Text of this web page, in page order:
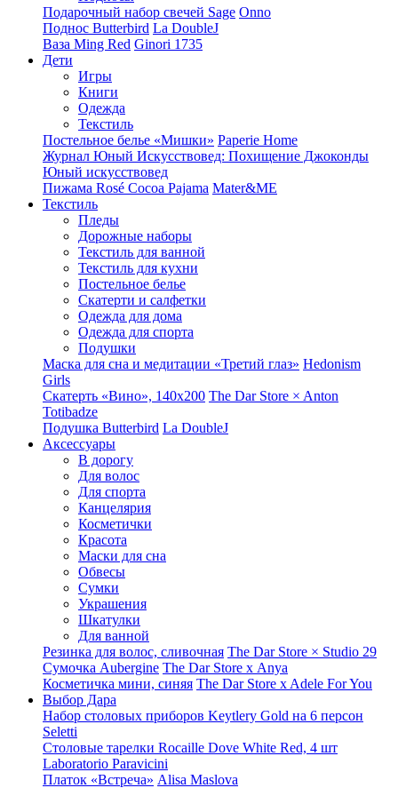
Подарочный набор свечей Sage Onno
Поднос Butterbird La DoubleJ
Ваза Ming Red Ginori 1735
Дети
Игры
Книги
Одежда
Текстиль
Постельное белье «Мишки» Paperie Home
Журнал Юный Искусствовед: Похищение Джоконды
Юный искусствовед
Пижама Rosé Cocoa Pajama Mater&ME
Текстиль
Пледы
Дорожные наборы
Текстиль для ванной
Текстиль для кухни
Постельное белье
Скатерти и салфетки
Одежда для дома
Одежда для спорта
Подушки
Маска для сна и медитации «Третий глаз» Hedonism
Girls
Скатерть «Вино», 140х200 The Dar Store × Anton
Totibadze
Подушка Butterbird La DoubleJ
Аксессуары
В дорогу
Для волос
Для спорта
Канцелярия
Косметички
Красота
Маски для сна
Обвесы
Сумки
Украшения
Шкатулки
Для ванной
Резинка для волос, сливочная The Dar Store × Studio 29
Сумочка Aubergine The Dar Store x Anya
Косметичка мини, синяя The Dar Store x Adele For You
Выбор Дара
Набор столовых приборов Keytlery Gold на 6 персон
Seletti
Столовые тарелки Rocaille Dove White Red, 4 шт
Laboratorio Paravicini
Платок «Встреча» Alisa Maslova